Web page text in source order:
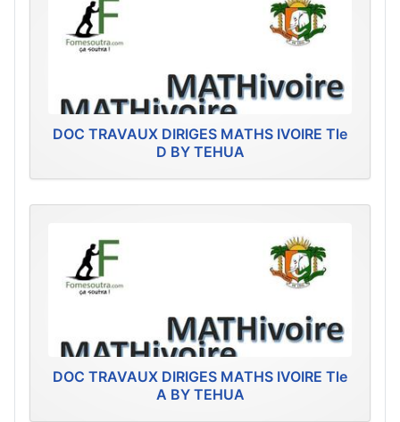
DOC TRAVAUX DIRIGES MATHS IVOIRE Tle
D BY TEHUA
DOC TRAVAUX DIRIGES MATHS IVOIRE Tle
A BY TEHUA